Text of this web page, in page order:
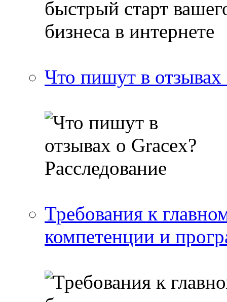
Что пишут в отзывах
Требования к
компетенции и